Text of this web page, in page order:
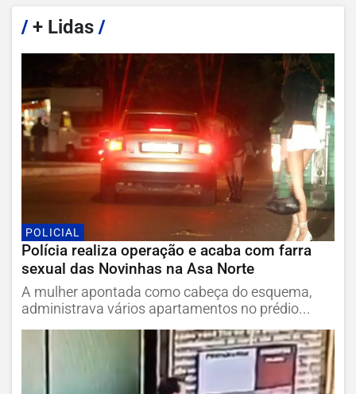
/+ Lidas /
POLICIAL
Polícia realiza operação e acaba com farra
sexual das Novinhas na Asa Norte
A mulher apontada como cabeça do esquema,
administrava vários apartamentos no prédio...